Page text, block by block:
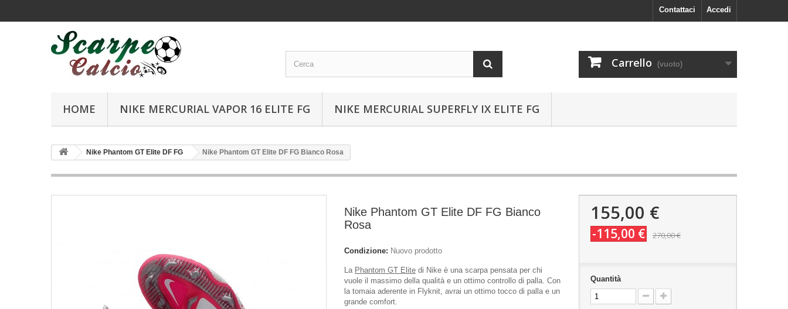
Accedi
Contattaci
Carrello (vuoto)
HOME NIKE MERCURIAL VAPOR 16 ELITE FG NIKE MERCURIAL SUPERFLY IX ELITE FG
Nike Phantom GT Elite DF FG Nike Phantom GT Elite DF FG Bianco Rosa
Nike Phantom GT Elite DF FG Bianco
Rosa
Condizione: Nuovo prodotto
La Phantom GT Elite di Nike è una scarpa pensata per chi
vuole il massimo della qualità e un ottimo controllo di palla. Con
la tomaia aderente in Flyknit, avrai un ottimo tocco di palla e un
grande comfort.
155,00 €
-115,00 € 270,00 €
Quantità